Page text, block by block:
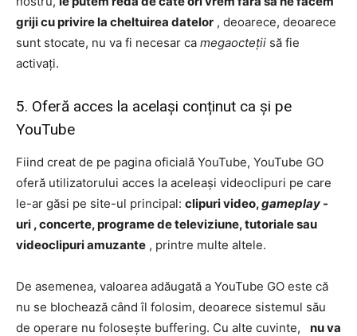
griji cu privire la cheltuirea datelor , deoarece, deoarece
sunt stocate, nu va fi necesar ca megaocteții să fie
activați.
5. Oferă acces la același conținut ca și pe
YouTube
Fiind creat de pe pagina oficială YouTube, YouTube GO
oferă utilizatorului acces la aceleași videoclipuri pe care
le-ar găsi pe site-ul principal: clipuri video,gameplay -
uri , concerte, programe de televiziune, tutoriale sau
videoclipuri amuzante , printre multe altele.
De asemenea, valoarea adăugată a YouTube GO este că
nu se blochează când îl folosim, deoarece sistemul său
de operare nu folosește buffering. Cu alte cuvinte, nu va